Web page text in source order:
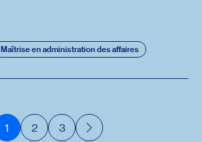
Maîtrise en administration des affaires
1 2 3 Suivant